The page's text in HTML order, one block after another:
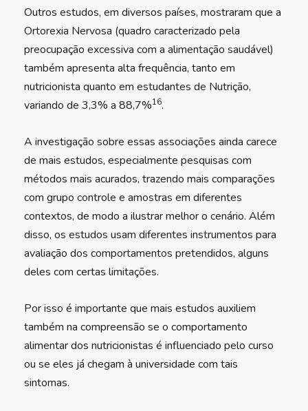
Outros estudos, em diversos países, mostraram que a
Ortorexia Nervosa (quadro caracterizado pela
preocupação excessiva com a alimentação saudável)
também apresenta alta frequência, tanto em
nutricionista quanto em estudantes de Nutrição,
variando de 3,3% a 88,7%16.
A investigação sobre essas associações ainda carece
de mais estudos, especialmente pesquisas com
métodos mais acurados, trazendo mais comparações
com grupo controle e amostras em diferentes
contextos, de modo a ilustrar melhor o cenário. Além
disso, os estudos usam diferentes instrumentos para
avaliação dos comportamentos pretendidos, alguns
deles com certas limitações.
Por isso é importante que mais estudos auxiliem
também na compreensão se o comportamento
alimentar dos nutricionistas é influenciado pelo curso
ou se eles já chegam à universidade com tais
sintomas.